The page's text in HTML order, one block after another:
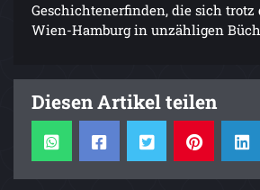
Geschichtenerfinden, die sich trotz
Wien-Hamburg in unzähligen
Diesen Artikel teilen